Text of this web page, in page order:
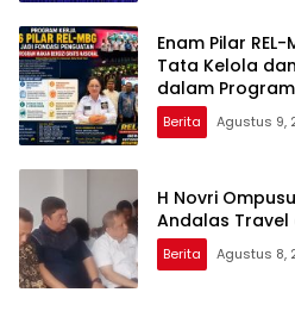
Enam Pilar
Tata Kelola
dalam Program
Berita Agustus 9,
H Novri
Andalas
Berita Agustus 8,